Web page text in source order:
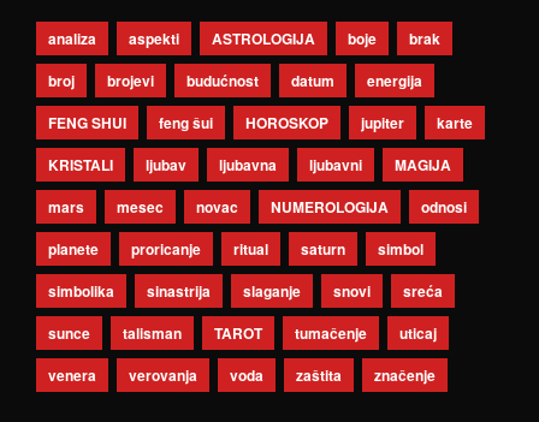
analiza aspekti ASTROLOGIJA boje
brak
broj
brojevi budućnost datum
energija
FENG SHUI
feng šui HOROSKOP jupiter
karte
KRISTALI
ljubav ljubavna ljubavni
MAGIJA
mars
mesec novac NUMEROLOGIJA
odnosi
planete
proricanje ritual saturn
simbol
simbolika
sinastrija slaganje snovi
sreća
sunce
talisman TAROT tumačenje
uticaj
venera
verovanja voda zaštita značenje